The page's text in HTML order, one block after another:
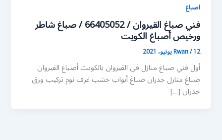
اصباغ
فني صباغ القيروان / 66405052 / صباغ شاطر
ورخيص أصباغ الكويت
Rwan/12 يونيو، 2021
أول فني صباغ منازل في القيروان بالكويت أصباغ القيروان
صباغ منازل جدران صباغ أبواب خشب غرف نوم تركيب ورق
جدران […]